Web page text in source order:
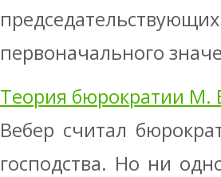
первоначального
Теория бюрократии М.
Вебер считал
господства. Но ни